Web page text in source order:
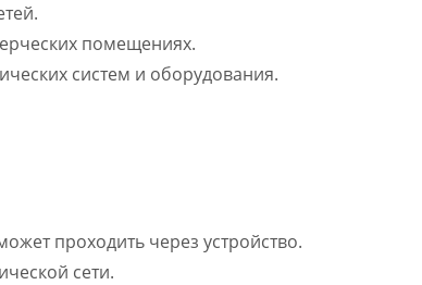
помещениях.
систем и оборудования.
проходить через устройство.
сети.